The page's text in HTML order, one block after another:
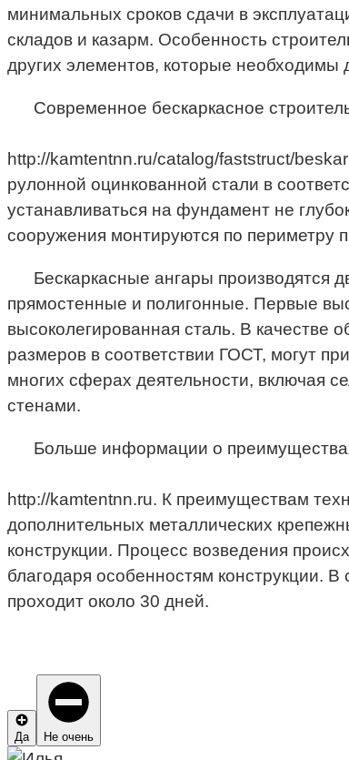
минимальных сроков сдачи в
складов и казарм. Особенность
других элементов, которые необходимы
Современное бескаркасное
http://kamtentnn.ru/catalog/faststruct/
рулонной оцинкованной стали в
устанавливаться на фундамент не
сооружения монтируются по периметру
Бескаркасные ангары производятся
прямостенные и полигонные. Первые
высоколегированная сталь. В качестве
размеров в соответствии ГОСТ, могут
многих сферах деятельности, включая
стенами.
Больше информации о
http://kamtentnn.ru. К преимуществам
дополнительных металлических
конструкции. Процесс возведения
благодаря особенностям конструкции.
проходит около 30 дней.
Да Не очень